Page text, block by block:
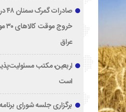
عراق
اربعین، مکتب
است
برگزاری جلسه شورای